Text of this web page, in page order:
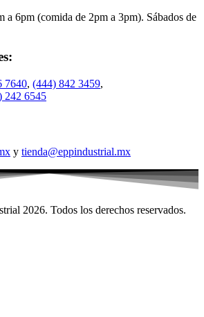
a 6pm (comida de 2pm a 3pm). Sábados de
7640, (444) 842 3459,
242 6545
y tienda@eppindustrial.mx
2026. Todos los derechos reservados.